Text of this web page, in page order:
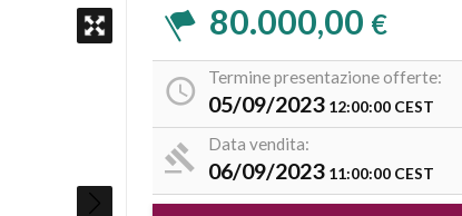
80.000,00 €
Termine presentazione offerte:
05/09/2023 12:00:00 CEST
Data vendita:
06/09/2023 11:00:00 CEST